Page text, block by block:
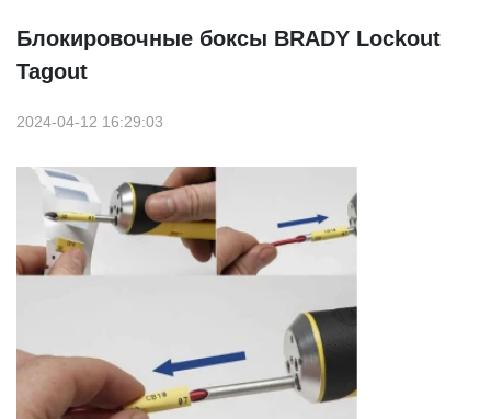
Блокировочные боксы BRADY Lockout
Tagout
2024-04-12 16:29:03